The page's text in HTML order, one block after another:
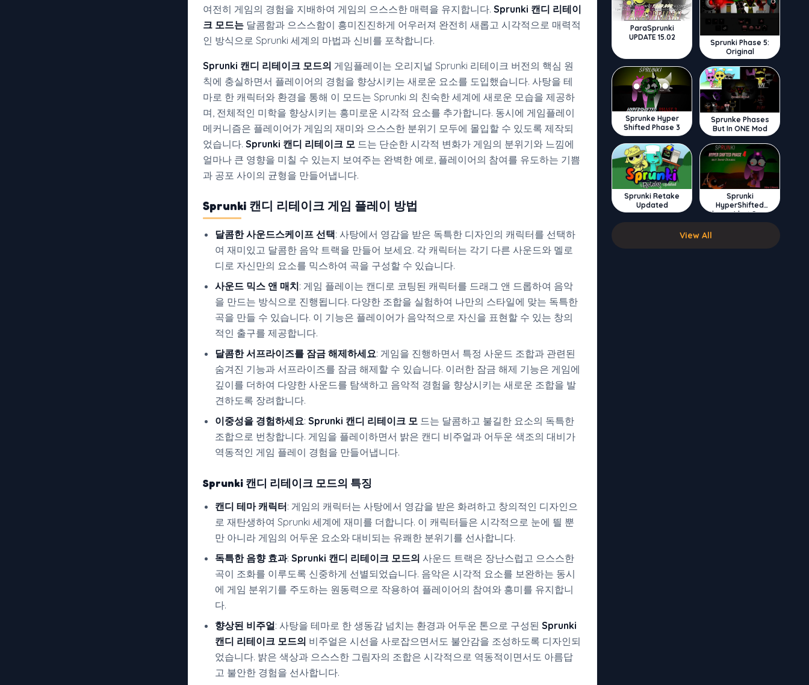
여전히 게임의 경험을 지배하여 게임의 으스스한 매력을 유지합니다. Sprunki 캔디 리테이
크 모드는 달콤함과 으스스함이 흥미진진하게 어우러져 완전히 새롭고 시각적으로 매력적
인 방식으로 Sprunki 세계의 마법과 신비를 포착합니다.
Sprunki 캔디 리테이크 모드의 게임플레이는 오리지널 Sprunki 리테이크 버전의 핵심 원
칙에 충실하면서 플레이어의 경험을 향상시키는 새로운 요소를 도입했습니다. 사탕을 테
마로 한 캐릭터와 환경을 통해 이 모드는 Sprunki 의 친숙한 세계에 새로운 모습을 제공하
며, 전체적인 미학을 향상시키는 흥미로운 시각적 요소를 추가합니다. 동시에 게임플레이
메커니즘은 플레이어가 게임의 재미와 으스스한 분위기 모두에 몰입할 수 있도록 제작되
었습니다. Sprunki 캔디 리테이크 모 드는 단순한 시각적 변화가 게임의 분위기와 느낌에
얼마나 큰 영향을 미칠 수 있는지 보여주는 완벽한 예로, 플레이어의 참여를 유도하는 기쁨
과 공포 사이의 균형을 만들어냅니다.
Sprunki 캔디 리테이크 게임 플레이 방법
달콤한 사운드스케이프 선택: 사탕에서 영감을 받은 독특한 디자인의 캐릭터를 선택하
여 재미있고 달콤한 음악 트랙을 만들어 보세요. 각 캐릭터는 각기 다른 사운드와 멜로
디로 자신만의 요소를 믹스하여 곡을 구성할 수 있습니다.
사운드 믹스 앤 매치: 게임 플레이는 캔디로 코팅된 캐릭터를 드래그 앤 드롭하여 음악
을 만드는 방식으로 진행됩니다. 다양한 조합을 실험하여 나만의 스타일에 맞는 독특한
곡을 만들 수 있습니다. 이 기능은 플레이어가 음악적으로 자신을 표현할 수 있는 창의
적인 출구를 제공합니다.
달콤한 서프라이즈를 잠금 해제하세요: 게임을 진행하면서 특정 사운드 조합과 관련된
숨겨진 기능과 서프라이즈를 잠금 해제할 수 있습니다. 이러한 잠금 해제 기능은 게임에
깊이를 더하여 다양한 사운드를 탐색하고 음악적 경험을 향상시키는 새로운 조합을 발
견하도록 장려합니다.
이중성을 경험하세요: Sprunki 캔디 리테이크 모 드는 달콤하고 불길한 요소의 독특한
조합으로 번창합니다. 게임을 플레이하면서 밝은 캔디 비주얼과 어두운 색조의 대비가
역동적인 게임 플레이 경험을 만들어냅니다.
Sprunki 캔디 리테이크 모드의 특징
캔디 테마 캐릭터: 게임의 캐릭터는 사탕에서 영감을 받은 화려하고 창의적인 디자인으
로 재탄생하여 Sprunki 세계에 재미를 더합니다. 이 캐릭터들은 시각적으로 눈에 띌 뿐
만 아니라 게임의 어두운 요소와 대비되는 유쾌한 분위기를 선사합니다.
독특한 음향 효과: Sprunki 캔디 리테이크 모드의 사운드 트랙은 장난스럽고 으스스한
곡이 조화를 이루도록 신중하게 선별되었습니다. 음악은 시각적 요소를 보완하는 동시
에 게임 분위기를 주도하는 원동력으로 작용하여 플레이어의 참여와 흥미를 유지합니
다.
향상된 비주얼: 사탕을 테마로 한 생동감 넘치는 환경과 어두운 톤으로 구성된 Sprunki
캔디 리테이크 모드의 비주얼은 시선을 사로잡으면서도 불안감을 조성하도록 디자인되
었습니다. 밝은 색상과 으스스한 그림자의 조합은 시각적으로 역동적이면서도 아름답
고 불안한 경험을 선사합니다.
ParaSprunki
UPDATE 15.02
Sprunki Phase 5:
Original
Sprunke Hyper
Shifted Phase 3
Sprunke Phases
But In ONE Mod
Sprunki Retake
Updated
Sprunki
HyperShifted
Phase 4 but Swap
Double
View All